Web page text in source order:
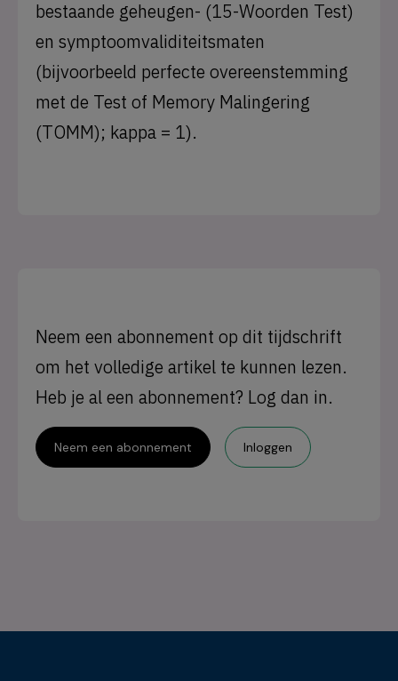
bestaande geheugen- (15-Woorden Test)
en symptoomvaliditeitsmaten
(bijvoorbeeld perfecte overeenstemming
met de Test of Memory Malingering
(TOMM); kappa = 1).
Neem een abonnement op dit tijdschrift
om het volledige artikel te kunnen lezen.
Heb je al een abonnement? Log dan in.
Neem een abonnement Inloggen